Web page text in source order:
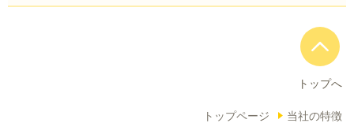
トップへ
トップページ 当社の特徴